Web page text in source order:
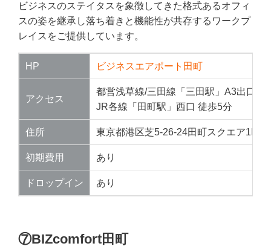
ビジネスのステイタスを象徴してきた格式あるオフィ
スの姿を継承し落ち着きと機能性が共存するワークプ
レイスをご提供しています。
HP ビジネスエアポート田町
アクセス
都営浅草線/三田線「三田駅」A3出口 徒
JR各線「田町駅」西口 徒歩5分
住所 東京都港区芝5-26-24田町スクエア1F・
初期費用 あり
ドロップイン あり
⑦BIZcomfort田町